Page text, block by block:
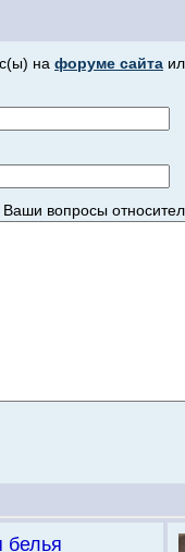
на форуме сайта
вопросы
белья